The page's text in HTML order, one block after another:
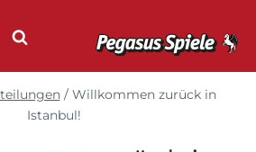
/ Willkommen zurück in
Istanbul!